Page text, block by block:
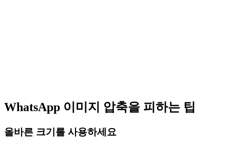
WhatsApp 이미지 압축을 피하는 팁
올바른 크기를 사용하세요